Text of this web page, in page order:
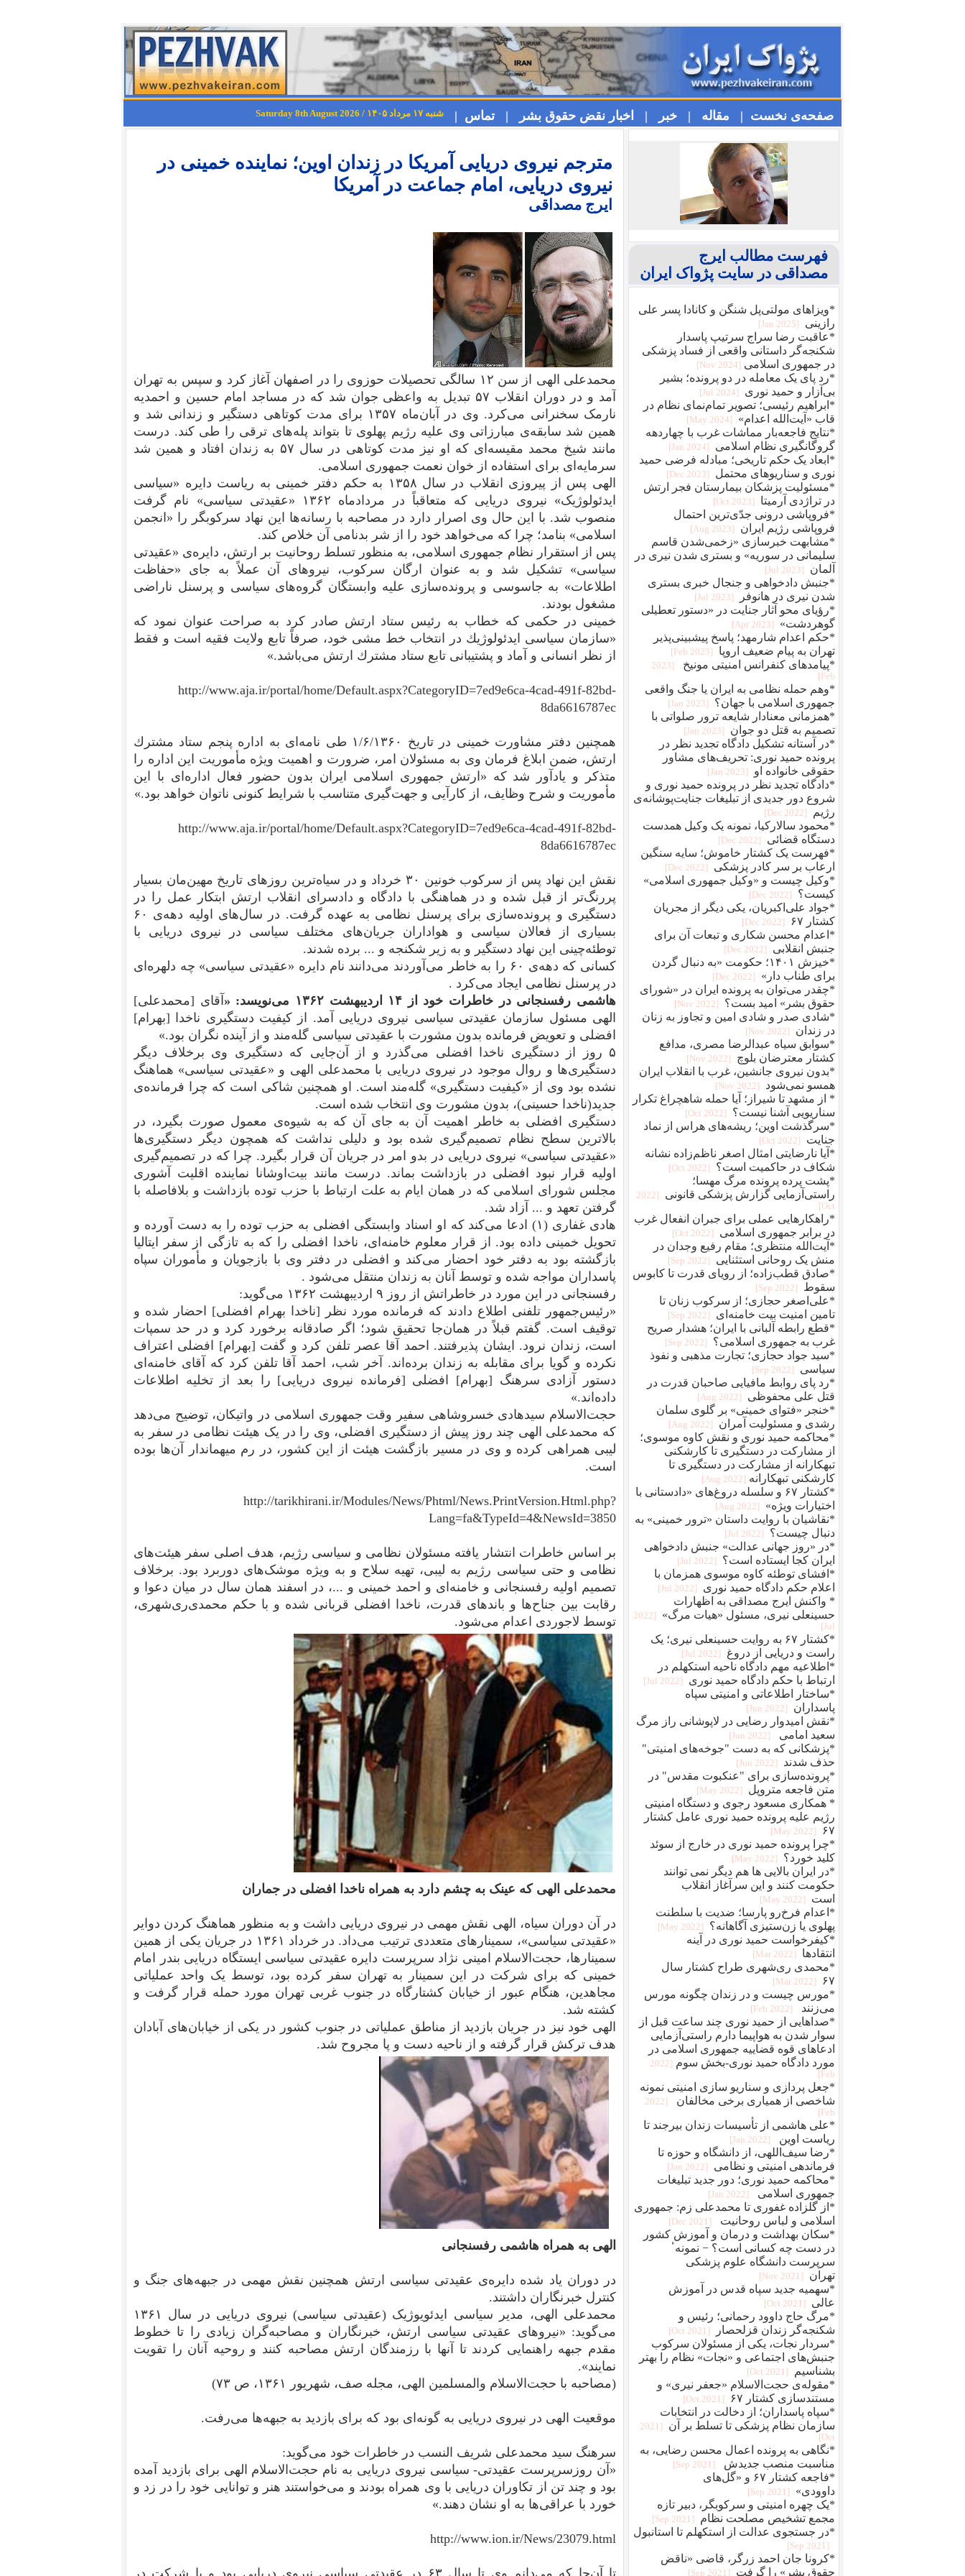
صفحه‌ی نخست | مقاله | خبر | اخبار نقض حقوق بشر | تماس | شنبه ۱۷ مرداد ۱۴۰۵ / Saturday 8th August 2026
مترجم نیروی دریایی آمریکا در زندان اوین؛ نماینده خمینی در
نیروی دریایی، امام جماعت در آمریکا
ایرج مصداقی
محمدعلی الهی از سن ۱۲ سالگی تحصیلات حوزوی را در اصفهان آغاز کرد و سپس به تهران
آمد و در دوران انقلاب ۵۷ تبدیل به واعظی جوان شد که در مساجد امام حسین و احمدیه
نارمک سخنرانی می‌کرد. وی در آبان‌ماه ۱۳۵۷ برای مدت کوتاهی دستگیر و زندانی شد و
همین شد سابقه‌‌ی مبارزاتی وی علیه رژیم پهلوی تا بتواند پله‌های ترقی را طی کند. درست
مانند شیخ محمد مقیسه‌ای که او نیز مدت کوتاهی در سال ۵۷ به زندان افتاد و همین شد
سرمایه‌ای برای‌ استفاده از خوان نعمت جمهوری اسلامی.
الهی پس از پیروزی انقلاب در سال ۱۳۵۸ به حکم دفتر خمینی به ریاست دایره «سیاسی
ایدئولوژیک» نیروی دریایی که متعاقباً در مردادماه ۱۳۶۲ «عقیدتی سیاسی» نام گرفت
منصوب شد. با این حال وی اصرار دارد در مصاحبه‌ با رسانه‌ها این نهاد سرکوبگر را «انجمن
اسلامی» بنامد؛ چرا که می‌خواهد خود را از شر بدنامی آن خلاص کند.
پس از استقرار نظام جمهوری اسلامی، به منظور تسلط روحانیت بر ارتش، دایره‌ی «عقیدتی
سیاسی» تشکیل شد و به عنوان ارگان سرکوب، نیروهای آن عملاً به جای «حفاظت
اطلاعات» به جاسوسی و پرونده‌‌سازی علیه وابستگان گروه‌های سیاسی و پرسنل ناراضی
مشغول بودند.
خمینی در حکمی که خطاب به رئیس ستاد ارتش صادر کرد به صراحت عنوان نمود که
«سازمان سیاسی ایدئولوژیك در انتخاب خط مشی خود، صرفاً تابع ولایت فقیه است و فقط
از نظر انسانی و آماد و پشتیبانی تابع ستاد مشترك ارتش می‌باشد.»
http://www.aja.ir/portal/home/Default.aspx?CategoryID=7ed9e6ca-4cad-491f-82bd-
8da6616787ec
همچنین دفتر مشاورت خمینی در تاریخ ۱/۶/۱۳۶۰ طی نامه‌ای به اداره پنجم ستاد مشترك
ارتش، ضمن ابلاغ فرمان وی به مسئولان امر، ضرورت و اهمیت ویژه مأموریت این اداره را
متذكر و یادآور شد كه «ارتش جمهوری اسلامی ایران بدون حضور فعال اداره‌ای با این
مأموریت و شرح وظایف، از كارآیی و جهت‌گیری متناسب با شرایط كنونی ناتوان خواهد بود.»
http://www.aja.ir/portal/home/Default.aspx?CategoryID=7ed9e6ca-4cad-491f-82bd-
8da6616787ec
نقش این نهاد پس از سرکوب خونین ۳۰ خرداد و در سیاه‌ترین روزهای تاریخ مهین‌مان بسیار
پررنگ‌تر از قبل شده و در هماهنگی با دادگاه و دادسرای انقلاب ارتش ابتکار عمل را در
دستگیری و پرونده‌سازی برای پرسنل نظامی به عهده گرفت. در سال‌های اولیه دهه‌ی ۶۰
بسیاری از فعالان سیاسی و هواداران جریان‌های مختلف سیاسی در نیروی دریایی با
توطئه‌چینی این نهاد دستگیر و به زیر شکنجه و ... برده شدند.
کسانی که دهه‌ی ۶۰ را به خاطر می‌آوردند می‌دانند نام دایره «عقیدتی سیاسی» چه دلهره‌ای
در پرسنل نظامی ایجاد می‌کرد .
هاشمی رفسنجانی در خاطرات خود از ۱۴ اردیبهشت ۱۳۶۲ می‌نویسد:
« آقای‌ [محمدعلی‌]
الهی‌ مسئول‌ سازمان‌ عقیدتی‌ سیاسی‌ نیروی‌ دریایی‌ آمد. از کیفیت‌ دستگیری‌ ناخدا [بهرام‌]
افضلی‌ و تعویض‌ فرمانده‌ بدون‌ مشورت‌ با عقیدتی‌ سیاسی‌ گله‌مند و از آینده‌ نگران‌ بود.»
۵ روز از دستگیری ناخدا افضلی می‌گذرد و از آن‌جایی که دستگیری وی برخلاف دیگر
دستگیری‌ها و روال موجود در نیروی دریایی با محمدعلی الهی و «عقیدتی سیاسی» هماهنگ
نشده بود وی از «کیفیت دستگیری» گله‌مند است. او همچنین شاکی است که چرا فرمانده‌ی
جدید(ناخدا حسینی)، بدون مشورت وی انتخاب شده است.
دستگیری افضلی به خاطر اهمیت آن به جای آن که به شیوه‌ی معمول صورت بگیرد، در
بالاترین سطح نظام تصمیم‌گیری شده بود و دلیلی نداشت که همچون دیگر دستگیری‌ها
«عقیدتی سیاسی» نیروی دریایی در بدو امر در جریان آن قرار بگیرد. چرا که در تصمیم‌گیری
اولیه قرار نبود افضلی در بازداشت بماند. درست مانند بیت‌اوشانا نماینده‌ اقلیت آشوری
مجلس شورای اسلامی که در همان ایام به علت ارتباط با حزب توده بازداشت و بلافاصله با
گرفتن تعهد و ... آزاد شد.
هادی غفاری (۱) ادعا می‌کند که او اسناد وابستگی افضلی به حزب توده را به دست آورده و
تحویل خمینی داده بود. از قرار معلوم خامنه‌ای، ناخدا افضلی را که به تازگی از سفر ایتالیا
بازگشته بود به دفتر خود احضار می‌کند و افضلی در دفتر وی با بازجویان و مأموران سپاه
پاسداران مواجه شده و توسط آنان به زندان منتقل می‌شود .
رفسنجانی در این مورد در خاطراتش از روز ۹ اردیبهشت ۱۳۶۲ می‌گوید:‌
«رئیس‌جمهور تلفنی‌ اطلاع‌ دادند که‌ فرمانده‌ مورد نظر [ناخدا بهرام‌ افضلی‌] احضار شده‌ و
توقیف‌ است‌. گفتم‌ قبلاً در همان‌جا تحقیق‌ شود؛ اگر صادقانه‌ برخورد کرد و در حد سمپات‌
است‌، زندان‌ نرود. ایشان‌ پذیرفتند. احمد آقا عصر تلفن کرد و گفت‌ [بهرام‌] افضلی‌ اعتراف‌
نکرده‌ و گویا برای‌ مقابله‌ به‌ زندان‌ برده‌اند. آخر شب‌، احمد آقا تلفن‌ کرد که‌ آقای‌ خامنه‌ای‌
دستور آزادی‌ سرهنگ‌ [بهرام‌] افضلی‌ [فرمانده‌ نیروی‌ دریایی‌] را بعد از تخلیه‌ اطلاعات‌
داده‌اند.»
حجت‌الاسلام سیدهادی خسروشاهی سفیر وقت جمهوری اسلامی در واتیکان، توضیح می‌دهد
که محمد‌علی الهی چند روز پیش از دستگیری افضلی، وی را در یک هیئت نظامی در سفر به
لیبی همراهی ‌کرده و وی در مسیر بازگشت هیئت از این کشور، در رم میهماندار آن‌ها بوده
است.
http://tarikhirani.ir/Modules/News/Phtml/News.PrintVersion.Html.php?
Lang=fa&TypeId=4&NewsId=3850
بر اساس خاطرات انتشار یافته مسئولان نظامی و سیاسی رژیم، هدف اصلی سفر هیئت‌های
نظامی و حتی سیاسی رژیم به لیبی، تهیه سلاح و به ویژه‌ موشک‌های دوربرد بود. برخلاف
تصمیم اولیه رفسنجانی و خامنه‌ای و احمد خمینی و ...، در اسفند همان سال در میان دعوا و
رقابت‌ بین جناح‌‌ها و باندهای قدرت، ناخدا افضلی قربانی شده و با حکم محمدی‌ری‌شهری،
توسط لاجوردی اعدام می‌شود.
محمدعلی الهی که عینک به چشم دارد به همراه ناخدا افضلی در جماران
در آن دوران سیاه، الهی نقش مهمی در نیروی دریایی داشت و به منظور هماهنگ‌ کردن دوایر
«عقیدتی سیاسی»، سمینارهای متعددی ترتیب می‌داد. در خرداد ۱۳۶۱ در جریان یکی از همین
سمینارها، حجت‌الاسلام امینی نژاد سرپرست دایره عقیدتی سیاسی ایستگاه دریایی بندر امام
خمینی که برای شرکت در این سمینار به تهران سفر کرده بود، توسط یک واحد عملیاتی
مجاهدین، هنگام عبور از خیابان کشتارگاه در جنوب غربی تهران مورد حمله قرار گرفت و
کشته شد.
الهی خود نیز در جریان بازدید از مناطق عملیاتی در جنوب کشور در یکی از خیابان‌های آبادان
هدف ترکش قرار گرفته و از ناحیه دست و پا مجروح شد.
الهی به همراه هاشمی رفسنجانی
در دوران یاد شده دایره‌ی عقیدتی‌ سیاسی ارتش همچنین نقش مهمی در جبهه‌های جنگ و
کنترل خبرنگاران داشتند.
محمدعلی الهی، مدیر سیاسی ایدئویوژیک (عقیدتی سیاسی) نیروی دریایی در سال ۱۳۶۱
می‌گوید: «نیروهای عقیدتی سیاسی ارتش، خبرنگاران و مصاحبه‌گران زیادی را تا خطوط
مقدم جبهه راهنمایی کردند تا آنها با رزمندگان ارتش مصاحبه کنند و روحیه آنان را تقویت
نمایند».
(مصاحبه با حجت‌الاسلام والمسلمین الهی، مجله صف، شهریور ۱۳۶۱، ص ۷۳)
موقعیت الهی در نیروی دریایی به گونه‌ای بود که برای بازدید به جبهه‌ها می‌رفت.
سرهنگ سید محمدعلی شریف النسب در خاطرات خود می‌گوید:‌
«آن روزسرپرست عقیدتی- سیاسی نیروی دریایی به نام حجت‌الاسلام الهی برای بازدید آمده
بود و چند تن از تکاوران دریایی با وی همراه بودند و می‌خواستند هنر و توانایی خود را در زد و
خورد با عراقی‌ها به او نشان دهند.»
http://www.ion.ir/News/23079.html
تا آن‌جا که می‌دانم وی تا سال ۶۳ در عقیدتی سیاسی نیروی دریایی بود و با شرکت در
فهرست مطالب ایرج
مصداقی در سایت پژواک ایران
*ویزا‌های مولتی‌پل شنگن و کانادا پسر علی
رازینی
[2025 Jan]
*عاقبت رضا سراج سرتيپ پاسدار
شکنجه‌گر داستانی واقعی از فساد پزشکی
در جمهوری اسلامی [2024 Nov]
*رد پای یک معامله در دو پرونده؛ بشیر
بی‌آزار و حمید نوری
[2024 Jul]
*ابراهیم رئیسی؛ تصویر تمام‌نمای نظام در
قاب «آیت‌الله اعدام»
[2024 May]
*نتایج فاجعه‌بار مماشات غرب با چهاردهه
گروگانگیری نظام اسلامی
[2024 Jan]
*ابعاد یک حکم تاریخی؛ مبادله فرضی حمید
نوری و سناریوهای محتمل
[2023 Dec]
*مسئولیت پزشکان بیمارستان فجر ارتش
در تراژدی آرمیتا
[2023 Oct]
*فروپاشی درونی جدّی‌ترین احتمال
فروپاشی رژیم ایران
[2023 Aug]
*مشابهت خبرسازی «زخمی‌شدن قاسم
سلیمانی در سوریه» و بستری شدن نیری در
آلمان
[2023 Jul]
*جنبش دادخواهی و جنجال خبری بستری
شدن نیری در هانوفر
[2023 Jul]
*رؤیای محو آثار جنایت در «دستور تعطیلی
گوهردشت»
[2023 Apr]
*حکم اعدام شارمهد؛ پاسخ پیشبینی‌پذیر
تهران به پیام ضعیف اروپا
[2023 Feb]
*پیامدهای کنفرانس امنیتی مونیخ
[2023
Feb]
*وهم حمله نظامی به ایران یا جنگ واقعی
جمهوری اسلامی با جهان؟
[2023 Jan]
*همزمانی معنادار شایعه ترور صلواتی با
تصمیم به قتل دو جوان
[2023 Jan]
*در آستانه تشکیل دادگاه تجدید نظر در
پرونده حمید نوری: تحریف‌های مشاور
حقوقی خانواده او
[2023 Jan]
*دادگاه تجدید نظر در پرونده حمید نوری و
شروع دور جدیدی از تبلیغات جنایت‌پوشانه‌ی
رژیم
[2022 Dec]
*محمود سالارکیا، نمونه یک وکیل همدست
دستگاه قضائی
[2022 Dec]
*فهرست یک کشتار خاموش؛ سایه سنگین
ارعاب بر سر کادر پزشکی
[2022 Dec]
*وکیل چیست و «وکیل جمهوری اسلامی»
کیست؟
[2022 Dec]
*جواد علی‌اکبریان، یکی دیگر از مجریان
کشتار ۶۷
[2022 Dec]
*اعدام محسن شکاری و تبعات آن برای
جنبش انقلابی
[2022 Dec]
*خیزش ۱۴۰۱؛ حکومت «به دنبال گردن
برای طناب دار»
[2022 Dec]
*چقدر می‌توان به پرونده ایران در «شورای
حقوق بشر» امید بست؟
[2022 Nov]
*شادی صدر و شادی امین و تجاوز به زنان
در زندان
[2022 Nov]
*سوابق سیاه عبدالرضا مصری، مدافع
کشتار معترضان بلوچ
[2022 Nov]
*بدون نیروی جانشین، غرب با انقلاب ایران
همسو نمی‌شود
[2022 Nov]
* از مشهد تا شیراز؛ آیا حمله شاهچراغ تکرار
سناریویی آشنا نیست؟
[2022 Oct]
*سرگذشت اوین؛ ریشه‌های هراس از نماد
جنایت
[2022 Oct]
*آیا نارضایتی امثال اصغر ناظم‌زاده نشانه
شکاف در حاکمیت است؟
[2022 Oct]
*پشت پرده پرونده مرگ مهسا؛
راستی‌آزمایی گزارش پزشکی قانونی
[2022
Oct]
*راهکارهایی عملی برای جبران انفعال غرب
در برابر جمهوری اسلامی
[2022 Oct]
*آیت‌الله منتظری؛ مقام رفیع وجدان در
منش یک روحانی استثنایی
[2022 Sep]
*صادق قطب‌زاده؛ از رویای قدرت تا کابوس
سقوط
[2022 Sep]
*علی‌اصغر حجازی؛ از سرکوب زنان تا
تامین امنیت بیت خامنه‌ای
[2022 Sep]
*قطع رابطه آلبانی با ایران؛ هشدار صریح
غرب به جمهوری اسلامی؟
[2022 Sep]
*سید جواد حجازی؛ تجارت مذهبی و نفوذ
سیاسی
[2022 Sep]
*رد پای روابط مافيایی صاحبان قدرت در
قتل علی محفوظی
[2022 Aug]
*خنجر «فتوای خمینی» بر گلوی سلمان
رشدی و مسئولیت آمران
[2022 Aug]
*محاکمه حمید نوری و نقش کاوه موسوی؛
از مشارکت در دستگیری تا کارشکنی
تبهکارانه از مشارکت در دستگیری تا
کارشکنی تبهکارانه [2022 Aug]
*کشتار ۶۷ و سلسله دروغ‌های «دادستانی با
اختیارات ویژه»
[2022 Aug]
*نقاشیان با روایت داستان «ترور خمینی» به
دنبال چیست؟
[2022 Jul]
*در «روز جهانی عدالت» جنبش دادخواهی
ایران کجا ایستاده است؟
[2022 Jul]
*افشای توطئه کاوه موسوی همزمان با
اعلام حکم دادگاه حمید نوری
[2022 Jul]
* واکنش ایرج مصداقی به اظهارات
حسینعلی نیری، مسئول «هیات مرگ»
[2022
Jul]
*کشتار ۶۷ به روایت حسینعلی نیری؛ یک
راست و دریایی از دروغ
[2022 Jul]
*اطلاعیه مهم دادگاه ناحیه استکهلم در
ارتباط با حکم دادگاه حمید نوری
[2022 Jul]
*ساختار اطلاعاتی و امنیتی سپاه
پاسداران
[2022 Jun]
*نقش امیدوار رضایی در لاپوشانی راز مرگ
سعید امامی
[2022 Jun]
*پزشکانی که به دست "جوخه‌های امنیتی"
حذف شدند
[2022 Jun]
*پرونده‌سازی برای "عنکبوت مقدس" در
متن فاجعه متروپل
[2022 May]
* همکاری مسعود رجوی و دستگاه امنیتی
رژیم علیه پرونده حمید نوری عامل کشتار
۶۷
[2022 May]
*چرا پرونده حمید نوری در خارج از سوئد
کلید خورد؟
[2022 May]
*در ایران بالایی ها هم دیگر نمی توانند
حکومت کنند و این سرآغاز انقلاب
است
[2022 May]
*اعدام فرخ‌رو پارسا؛ ضديت با سلطنت
پهلوی يا زن‌ستيزی آگاهانه؟
[2022 May]
*کیفرخواست حمید نوری در آینه
انتقادها
[2022 Mar]
*محمدی‌ ری‌شهری طراح کشتار سال
۶۷
[2022 Mar]
*مورس چیست و در زندان چگونه مورس
می‌زنند
[2022 Feb]
*صداهایی از حمید نوری چند ساعت قبل از
سوار شدن به هواپیما دارم راستی‌آزمایی
ادعاهای قوه قضاییه جمهوری اسلامی در
مورد دادگاه حمید نوری-بخش سوم
[2022
Feb]
*جعل پردازی و سناريو سازی امنيتی نمونه
شاخصی از همياری برخی مخالفان
[2022
Feb]
*علی هاشمی از تأسیسات زندان بیرجند تا
ریاست اوین
[2022 Jan]
*رضا سیف‌اللهی، از دانشگاه و حوزه تا
فرماندهی امنیتی و نظامی
[2022 Jan]
*محاکمه حميد نوری؛ دور جديد تبلیغات
جمهوری اسلامی
[2022 Jan]
*از گلزاده غفوری تا محمدعلی زم: جمهوری
اسلامی و لباس روحانیت
[2021 Dec]
*سکان بهداشت و درمان و آموزش کشور
در دست چه کسانی است؟ − نمونهٴ
سرپرست دانشگاه علوم پزشکی
تهران
[2021 Nov]
*سهمیه جدید سپاه قدس در آموزش
عالی
[2021 Oct]
*مرگ حاج داوود رحمانی؛ رئیس و
شکنجه‌گر زندان قزلحصار
[2021 Oct]
*سردار نجات، یکی از مسئولان سرکوب
جنبش‌های اجتماعی و «نجات» نظام را بهتر
بشناسیم
[2021 Oct]
*مقوله‌ی حجت‌الاسلام «جعفر نیری» و
مستند‌سازی کشتار ۶۷
[2021 Oct]
*سپاه پاسداران؛ از دخالت در انتخابات
سازمان نظام پزشکی تا تسلط بر آن
[2021
Oct]
*نگاهی به پرونده اعمال محسن رضایی، به
مناسبت منصب جدیدش
[2021 Sep]
*فاجعه کشتار ۶۷ و «گل‌های
داوودی»
[2021 Sep]
*یک چهره‌‌ امنیتی و سرکوبگر، دبیر تازه
مجمع تشخیص مصلحت نظام
[2021 Sep]
*در جستجوی عدالت از استکهلم تا استانبول
[2021 Sep]
*کرونا جان احمد زرگر، قاضی «ناقض
حقوق بشر» را گرفت
[2021 Sep]